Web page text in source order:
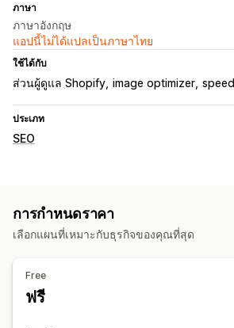
ภาษา
ภาษาอังกฤษ
แอปนี้ไม่ได้แปลเป็นภาษาไทย
ใช้ได้กับ
ส่วนผู้ดูแล Shopify image optimizer speed
ประเภท
SEO
การเพิ่มประสิทธิภาพรูปภาพ
การเฝ้าติดตามประสิทธิภาพ
การกำหนดราคา
เลือกแผนที่เหมาะกับธุรกิจของคุณที่สุด
Free
ฟรี